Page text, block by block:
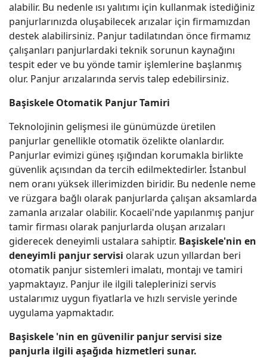
alabilir. Bu nedenle ısı yalıtımı için kullanmak istediğiniz
panjurlarınızda oluşabilecek arızalar için firmamızdan
destek alabilirsiniz. Panjur tadilatından önce firmamız
çalışanları panjurlardaki teknik sorunun kaynağını
tespit eder ve bu yönde tamir işlemlerine başlanmış
olur. Panjur arızalarında servis talep edebilirsiniz.
Başiskele Otomatik Panjur Tamiri
Teknolojinin gelişmesi ile günümüzde üretilen
panjurlar genellikle otomatik özelikte olanlardır.
Panjurlar evimizi güneş ışığından korumakla birlikte
güvenlik açısından da tercih edilmektedirler. İstanbul
nem oranı yüksek illerimizden biridir. Bu nedenle neme
ve rüzgara bağlı olarak panjurlarda çalışan aksamlarda
zamanla arızalar olabilir. Kocaeli'nde yapılanmış panjur
tamir firması olarak panjurlarda oluşan arızaları
giderecek deneyimli ustalara sahiptir. Başiskele'nin en
deneyimli panjur servisi olarak uzun yıllardan beri
otomatik panjur sistemleri imalatı, montajı ve tamiri
yapmaktayız. Panjur ile ilgili taleplerinizi servis
ustalarımız uygun fiyatlarla ve hızlı servisle yerinde
uygulama yapmaktadır.
Başiskele 'nin en güvenilir panjur servisi size
panjurla ilgili aşağıda hizmetleri sunar.